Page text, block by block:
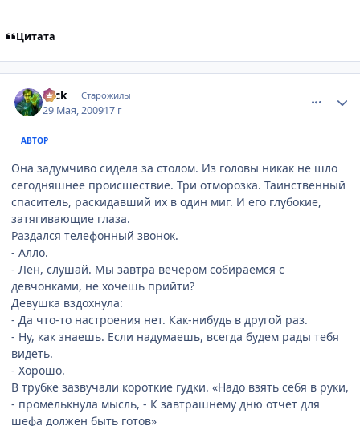
Цитата
Nick Старожилы
29 Мая, 200917 г
АВТОР
Она задумчиво сидела за столом. Из головы никак не шло
сегодняшнее происшествие. Три отморозка. Таинственный
спаситель, раскидавший их в один миг. И его глубокие,
затягивающие глаза.
Раздался телефонный звонок.
- Алло.
- Лен, слушай. Мы завтра вечером собираемся с
девчонками, не хочешь прийти?
Девушка вздохнула:
- Да что-то настроения нет. Как-нибудь в другой раз.
- Ну, как знаешь. Если надумаешь, всегда будем рады тебя
видеть.
- Хорошо.
В трубке зазвучали короткие гудки. «Надо взять себя в руки,
- промелькнула мысль, - К завтрашнему дню отчет для
шефа должен быть готов»